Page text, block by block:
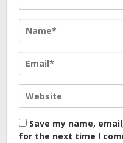
Save my name,
for the next time I